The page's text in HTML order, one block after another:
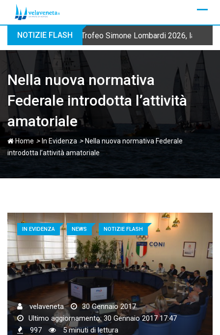
NOTIZIE FLASH Trofeo Simone Lombardi 2026, la
Nella nuova normativa
Federale introdotta l’attività
amatoriale
Home > In Evidenza > Nella nuova normativa Federale
introdotta l’attività amatoriale
IN EVIDENZA NEWS NOTIZIE FLASH
velaveneta
30 Gennaio 2017
Ultimo aggiornamento: 30 Gennaio 2017 17:47
997
5 minuti di lettura